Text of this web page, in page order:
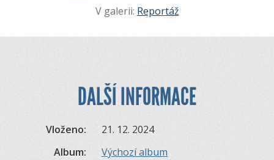
V galerii: Reportáž
DALŠÍ INFORMACE
Vloženo:
21. 12. 2024
Album:
Výchozí album